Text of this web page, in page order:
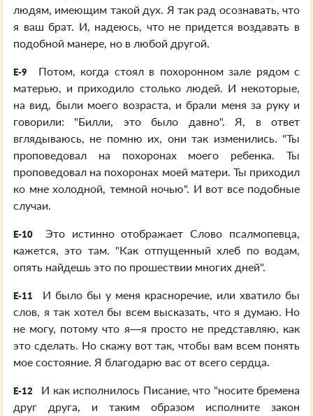
людям, имеющим такой дух. Я так рад осознавать, что
я ваш брат. И, надеюсь, что не придется воздавать в
подобной манере, но в любой другой.
E-9
Потом, когда стоял в похоронном зале рядом с
матерью, и приходило столько людей. И некоторые,
на вид, были моего возраста, и брали меня за руку и
говорили: "Билли, это было давно". Я, в ответ
вглядываюсь, не помню их, они так изменились. "Ты
проповедовал на похоронах моего ребенка. Ты
проповедовал на похоронах моей матери. Ты приходил
ко мне холодной, темной ночью". И вот все подобные
случаи.
E-10
Это истинно отображает Слово псалмопевца,
кажется, это там. "Как отпущенный хлеб по водам,
опять найдешь это по прошествии многих дней".
E-11
И было бы у меня красноречие, или хватило бы
слов, я так хотел бы всем высказать, что я думаю. Но
не могу, потому что я—я просто не представляю, как
это сделать. Но скажу вот так, чтобы вам всем понять
мое состояние. Я благодарю вас от всего сердца.
E-12
И как исполнилось Писание, что "носите бремена
друг друга, и таким образом исполните закон